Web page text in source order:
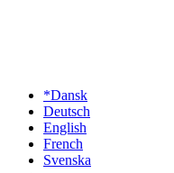
*Dansk
Deutsch
English
French
Svenska